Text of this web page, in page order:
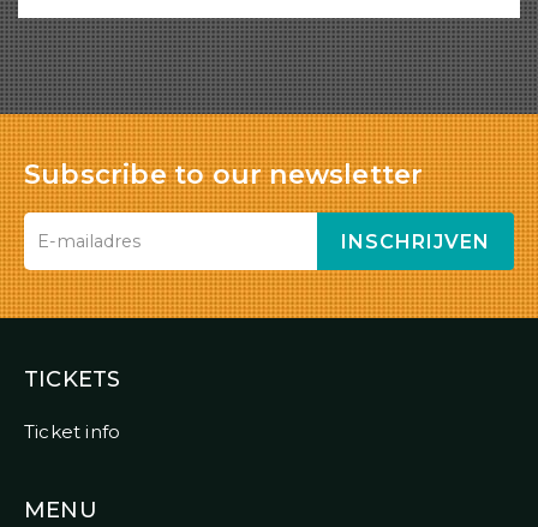
Subscribe to our newsletter
INSCHRIJVEN
TICKETS
Ticket info
MENU